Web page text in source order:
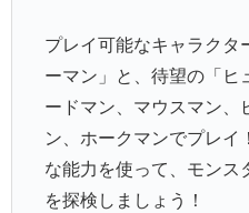
プレイ可能なキャラクタ
ーマン」と、待望の「ヒ
ードマン、マウスマン、
ン、ホークマンでプレイ
な能力を使って、モンス
を探検しましょう！